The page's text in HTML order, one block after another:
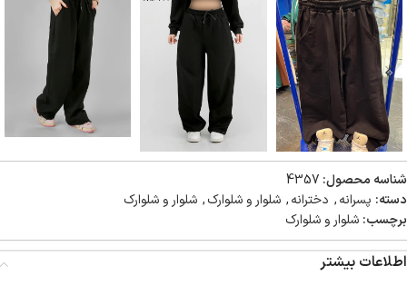
شناسه محصول: 4357
دسته: پسرانه, دخترانه, شلوار و شلوارک, شلوار و شلوارک
برچسب: شلوار و شلوارک
اطلاعات بیشتر